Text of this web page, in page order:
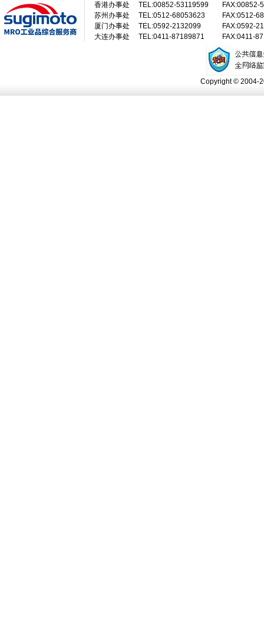
香港办事处
苏州办事处
厦门办事处
大连办事处
TEL:00852-53119599
TEL:0512-68053623
TEL:0592-2132099
TEL:0411-87189871
FAX:00852-
FAX:0512-
FAX:0592-
FAX:0411-
Copyright © 2004-